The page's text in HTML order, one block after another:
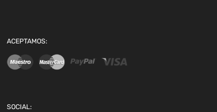
ACEPTAMOS:
SOCIAL: